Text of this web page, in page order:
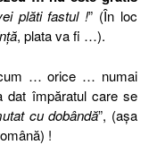
plăti fastul !” (În loc
, plata va fi …).
… orice … numai
dat împăratul care se
cu dobândă”, (aşa
!